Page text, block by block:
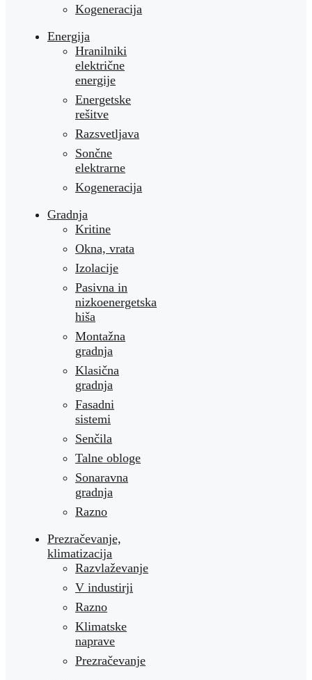
Kogeneracija
Energija
Hranilniki
električne
energije
Energetske
rešitve
Razsvetljava
Sončne
elektrarne
Kogeneracija
Gradnja
Kritine
Okna, vrata
Izolacije
Pasivna in
nizkoenergetska
hiša
Montažna
gradnja
Klasična
gradnja
Fasadni
sistemi
Senčila
Talne obloge
Sonaravna
gradnja
Razno
Prezračevanje,
klimatizacija
Razvlaževanje
V industirji
Razno
Klimatske
naprave
Prezračevanje